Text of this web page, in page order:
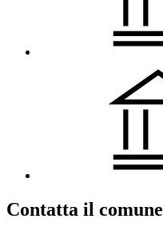
Contatta il comune